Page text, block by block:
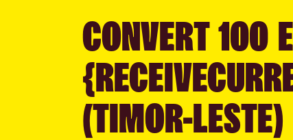
CONVERT 100
(TIMOR-LESTE)